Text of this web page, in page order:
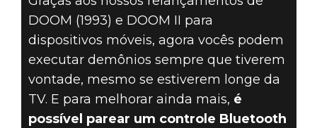
JOGUEM DOOM
(1993) E DOOM
II COM
CONTROLES
DOOM (1993) e DOOM II para
dispositivos móveis, agora vocês podem
executar demônios sempre que tiverem
vontade, mesmo se estiverem longe da
TV. E para melhorar ainda mais, é
possível parear um controle Bluetooth